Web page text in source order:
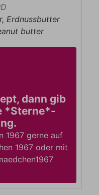
Erdnussbutter
butter
dann gib
*Sterne*-
1967 gerne auf
1967 oder mit